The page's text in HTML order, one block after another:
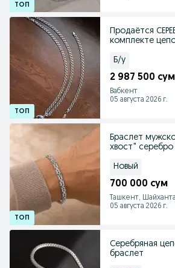
Продаётся
комплекте
Б/у
2 987 500 сум
Вабкент
05 августа 2026 г.
Браслет
хвост" серебро
Новый
700 000 сум
Ташкент,
05 августа 2026 г.
Серебряная
браслет